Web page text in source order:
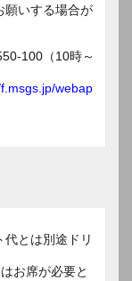
願いする場合が
100（10時～
webap
とは別途ドリ
お席が必要と